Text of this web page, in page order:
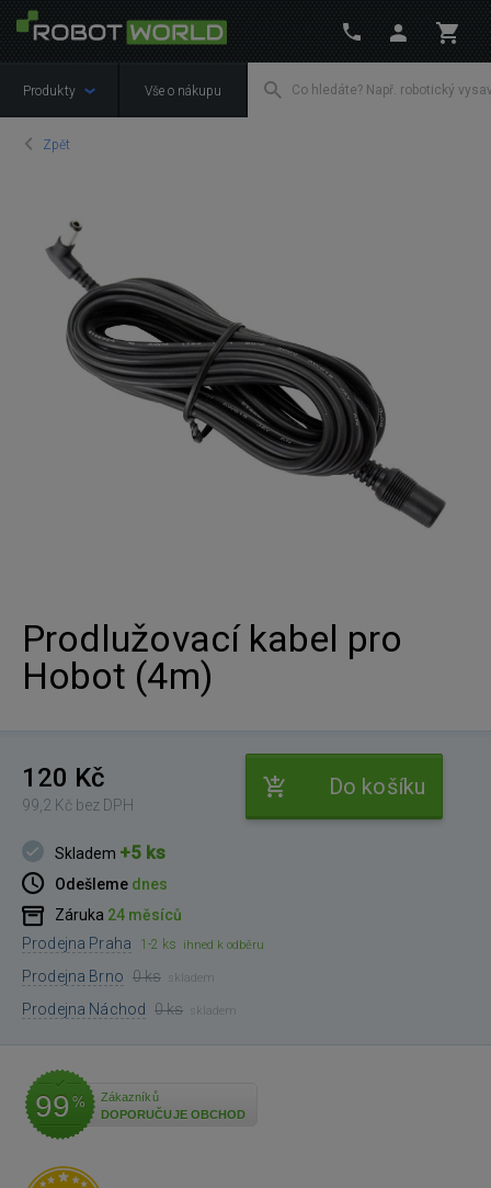
Produkty Vše o nákupu
Zpět
Prodlužovací kabel pro
Hobot (4m)
120 Kč
99,2 Kč bez DPH
Do košíku
Skladem +5 ks
Odešleme dnes
Záruka 24 měsíců
Prodejna Praha
1-2 ks ihned k odběru
Prodejna Brno 0 ks skladem
Prodejna Náchod 0 ks skladem
99 %
Zákazníků
DOPORUČUJE OBCHOD